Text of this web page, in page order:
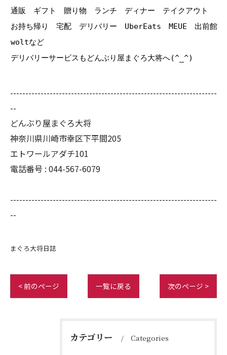
通販 ギフト 贈り物 ランチ ディナー テイクアウト
お持ち帰り 宅配 デリバリー UberEats MEUE 出前館
woltなど
デリバリーサービスもどんぶり屋まぐろ大将へ(^_^)
--------------------------------------------------------------------
--
どんぶり屋まぐろ大将
神奈川県川崎市幸区下平間205
エトワールアダチ101
電話番号 : 044-567-6079
--------------------------------------------------------------------
--
まぐろ大将日誌
< 前のページ 一覧に戻る 次のページ >
カテゴリー Categories